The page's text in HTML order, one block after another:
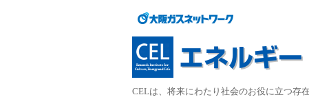
CELは、将来にわたり社会のお役に立つ存